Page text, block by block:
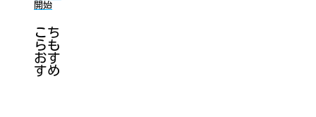
開始
こち
らも
おす
すめ